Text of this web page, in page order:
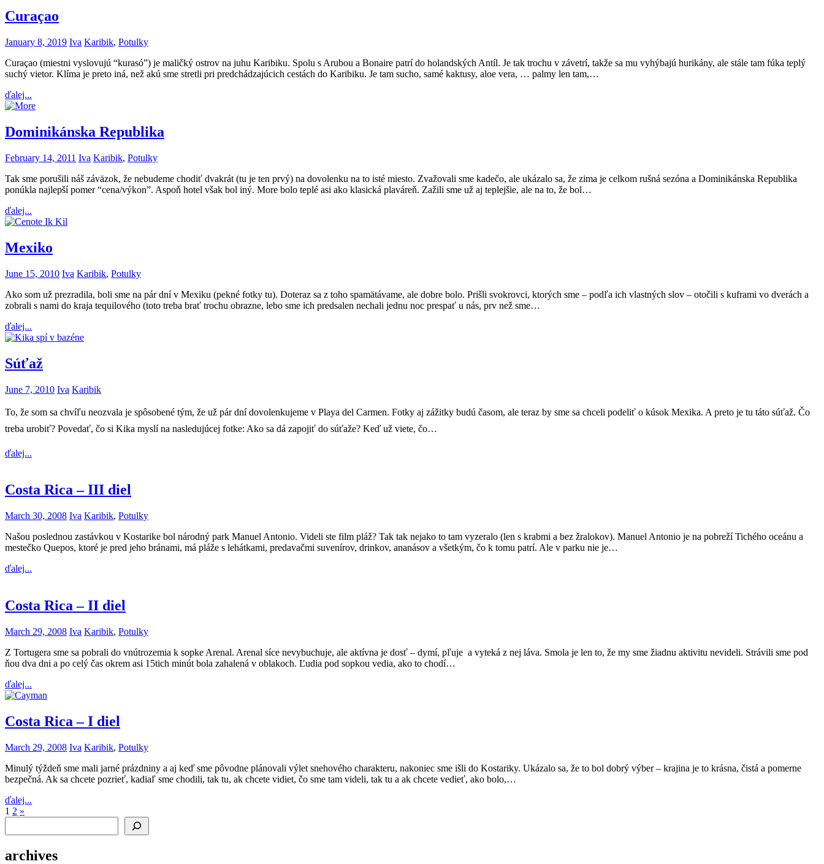
Curaçao
January 8, 2019 Iva Karibik, Potulky
Curaçao (miestni vyslovujú “kurasó”) je maličký ostrov na juhu Karibiku. Spolu s Arubou a Bonaire patrí do holandských Antíl. Je tak trochu v závetrí, takže sa mu vyhýbajú hurikány, ale stále tam fúka teplý
suchý vietor. Klíma je preto iná, než akú sme stretli pri predchádzajúcich cestách do Karibiku. Je tam sucho, samé kaktusy, aloe vera, … palmy len tam,…
ďalej...
Dominikánska Republika
February 14, 2011 Iva Karibik, Potulky
Tak sme porušili náš záväzok, že nebudeme chodiť dvakrát (tu je ten prvý) na dovolenku na to isté miesto. Zvažovali sme kadečo, ale ukázalo sa, že zima je celkom rušná sezóna a Dominikánska Republika
ponúkla najlepší pomer “cena/výkon”. Aspoň hotel však bol iný. More bolo teplé asi ako klasická plaváreň. Zažili sme už aj teplejšie, ale na to, že bol…
ďalej...
Mexiko
June 15, 2010 Iva Karibik, Potulky
Ako som už prezradila, boli sme na pár dní v Mexiku (pekné fotky tu). Doteraz sa z toho spamätávame, ale dobre bolo. Prišli svokrovci, ktorých sme – podľa ich vlastných slov – otočili s kuframi vo dverách a
zobrali s nami do kraja tequilového (toto treba brať trochu obrazne, lebo sme ich predsalen nechali jednu noc prespať u nás, prv než sme…
ďalej...
Súťaž
June 7, 2010 Iva Karibik
To, že som sa chvíľu neozvala je spôsobené tým, že už pár dní dovolenkujeme v Playa del Carmen. Fotky aj zážitky budú časom, ale teraz by sme sa chceli podeliť o kúsok Mexika. A preto je tu táto súťaž. Čo
treba urobiť? Povedať, čo si Kika myslí na nasledujúcej fotke: Ako sa dá zapojiť do súťaže? Keď už viete, čo…
ďalej...
Costa Rica – III diel
March 30, 2008 Iva Karibik, Potulky
Našou poslednou zastávkou v Kostarike bol národný park Manuel Antonio. Videli ste film pláž? Tak tak nejako to tam vyzeralo (len s krabmi a bez žralokov). Manuel Antonio je na pobreží Tichého oceánu a
mestečko Quepos, ktoré je pred jeho bránami, má pláže s lehátkami, predavačmi suvenírov, drinkov, ananásov a všetkým, čo k tomu patrí. Ale v parku nie je…
ďalej...
Costa Rica – II diel
March 29, 2008 Iva Karibik, Potulky
Z Tortugera sme sa pobrali do vnútrozemia k sopke Arenal. Arenal síce nevybuchuje, ale aktívna je dosť – dymí, pľuje a vyteká z nej láva. Smola je len to, že my sme žiadnu aktivitu nevideli. Strávili sme pod
ňou dva dni a po celý čas okrem asi 15tich minút bola zahalená v oblakoch. Ľudia pod sopkou vedia, ako to chodí…
ďalej...
Costa Rica – I diel
March 29, 2008 Iva Karibik, Potulky
Minulý týždeň sme mali jarné prázdniny a aj keď sme pôvodne plánovali výlet snehového charakteru, nakoniec sme išli do Kostariky. Ukázalo sa, že to bol dobrý výber – krajina je to krásna, čistá a pomerne
bezpečná. Ak sa chcete pozrieť, kadiaľ sme chodili, tak tu, ak chcete vidiet, čo sme tam videli, tak tu a ak chcete vedieť, ako bolo,…
ďalej...
Posts
1 2 Next
»
archives